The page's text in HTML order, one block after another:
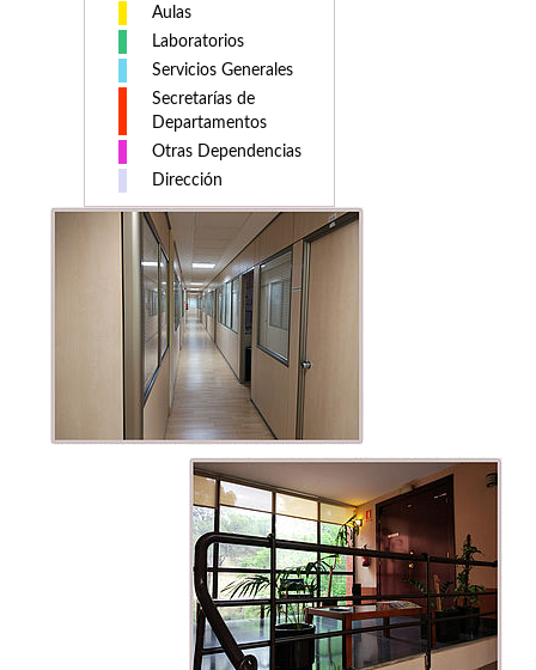
Aulas
Laboratorios
Servicios Generales
Secretarías de
Departamentos
Otras Dependencias
Dirección